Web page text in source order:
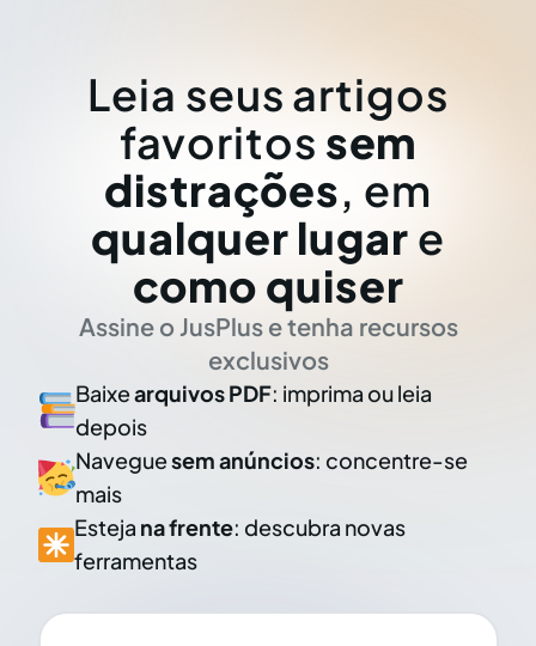
Leia seus artigos
favoritos sem
distrações, em
qualquer lugar e
como quiser
Assine o JusPlus e tenha recursos
exclusivos
Baixearquivos PDF: imprima ou leia
depois
Naveguesem anúncios: concentre-se
mais
Esteja na frente: descubra novas
ferramentas